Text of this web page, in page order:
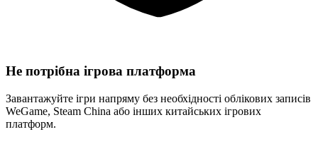
Не потрібна ігрова платформа
Завантажуйте ігри напряму без необхідності облікових записів
WeGame, Steam China або інших китайських ігрових
платформ.